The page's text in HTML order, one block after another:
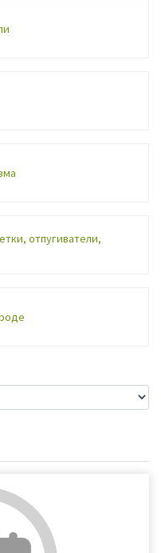
отпугиватели,